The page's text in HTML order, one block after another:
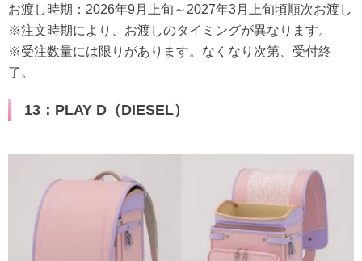
お渡し時期：2026年9月上旬～2027年3月上旬頃順次お渡し
※注文時期により、お渡しのタイミングが異なります。
※受注数量には限りがあります。なくなり次第、受付終
了。
13：PLAY D（DIESEL）